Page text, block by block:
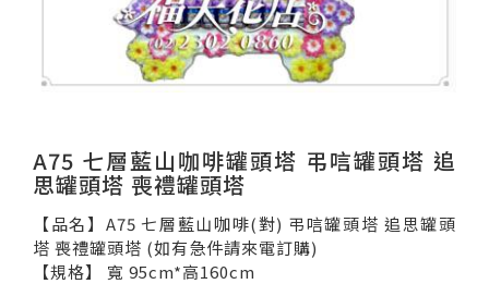
A75 七層藍山咖啡罐頭塔 弔唁罐頭塔 追
思罐頭塔 喪禮罐頭塔
【品名】A75 七層藍山咖啡(對) 弔唁罐頭塔 追思罐頭
塔 喪禮罐頭塔 (如有急件請來電訂購)
【規格】 寬 95cm*高160cm